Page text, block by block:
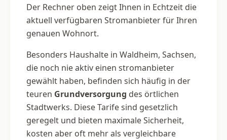
Der Rechner oben zeigt Ihnen in Echtzeit die
aktuell verfügbaren Stromanbieter für Ihren
genauen Wohnort.
Besonders Haushalte in Waldheim, Sachsen,
die noch nie aktiv einen stromanbieter
gewählt haben, befinden sich häufig in der
teuren Grundversorgung des örtlichen
Stadtwerks. Diese Tarife sind gesetzlich
geregelt und bieten maximale Sicherheit,
kosten aber oft mehr als vergleichbare